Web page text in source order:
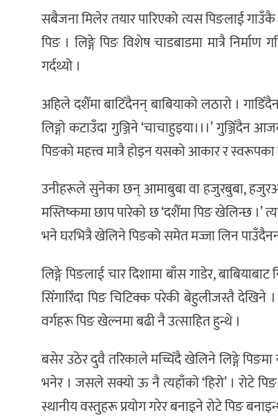
सबैजना मिलेर तयार पारिएको त्यस पिङलाई गाउँकै
पिङ । लिङ्गे पिङ विशेष चाडबाडमा मात्रै
गर्दथ्यो ।
अहिले दशैँमा बाटिँदैनन् बाबियाको लठारो ।
लिङ्गो कटाउँदा गुञ्जिने ‘चाचाहुइया।।।’
पिङको महत्त्व मात्रै होइन यसको आकार र स्वरूपका
उनीहरूले सुनेका छन् आमाबुबा वा हजुरबुबा,
मस्तिष्कमा छाप पारेको छ ‘दशैँमा पिङ खेलिन्छ
भने घरभित्रै खेलिने पिङको समेत मज्जा लिन
लिङ्गे पिङलाई चार दिशामा बाँस गाडेर,
सिँगारिँदा पिङ चिटिक्क परेकी बेहुलीजस्तै
वर्गहरू पिङ खेल्नमा बढी नै उत्साहित हुन्थे ।
बसेर उठेर दुवै तरिकाले मच्चिँदै खेलिने लिङ्गे
भनेर । जसले सक्यो ऊ नै त्यहाँको ‘हिरो’ । रोटे
स्थानीय वस्तुहरू प्रयोग गरेर बनाइने रोटे पिङ